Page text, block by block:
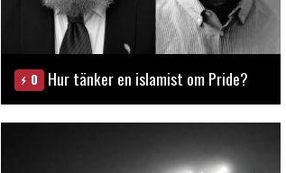
0 Hur tänker en islamist om Pride?